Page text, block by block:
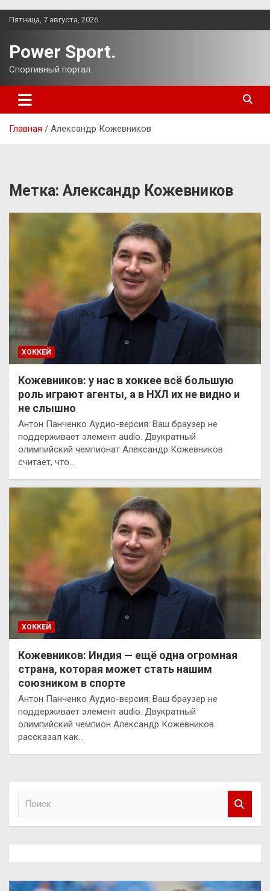
Перейти
Пятница, 7 августа, 2026
Power Sport.
Спортивный портал.
Главная Александр Кожевников
Метка: Александр Кожевников
ХОККЕЙ
Кожевников: у нас в хоккее всё большую
роль играют агенты, а в НХЛ их не видно и
не слышно
Антон Панченко Аудио-версия: Ваш браузер не
поддерживает элемент audio. Двукратный
олимпийский чемпионат Александр Кожевников
считает, что…
ХОККЕЙ
Кожевников: Индия — ещё одна огромная
страна, которая может стать нашим
союзником в спорте
Антон Панченко Аудио-версия: Ваш браузер не
поддерживает элемент audio. Двукратный
олимпийский чемпион Александр Кожевников
рассказал как…